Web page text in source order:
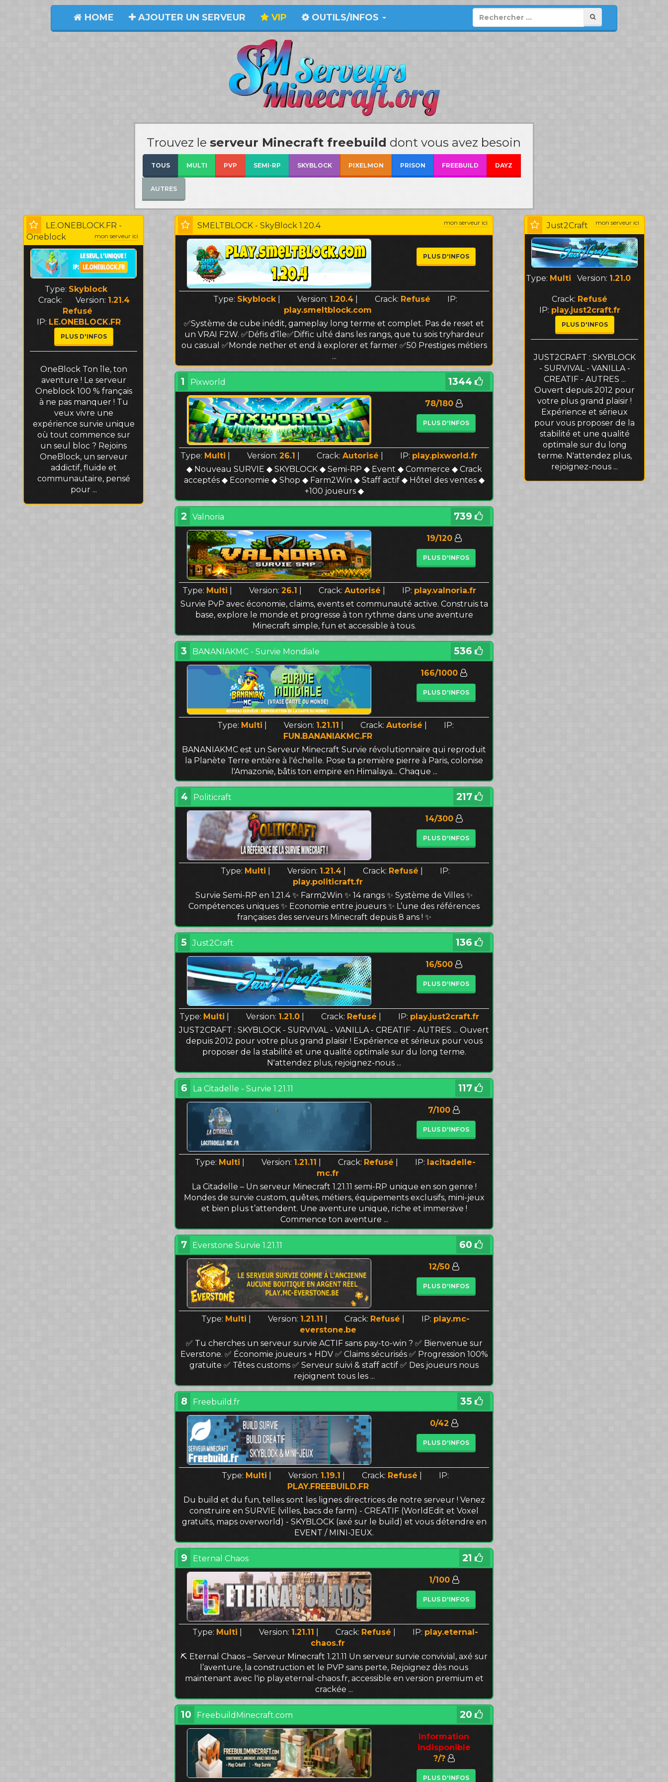
HOME AJOUTER UN SERVEUR VIP OUTILS/INFOS
Trouvez leserveur Minecraft freebuild dont vous avez besoin
TOUS MULTI PVP SEMI-RP SKYBLOCK PIXELMON PRISON FREEBUILD DAYZ
AUTRES
LE.ONEBLOCK.FR -
Oneblock
mon serveur ici
Type: Skyblock
Version: 1.21.4
Crack:
Refusé
IP: LE.ONEBLOCK.FR
PLUS D'INFOS
OneBlock Ton île, ton
aventure ! Le serveur
Oneblock 100 % français
à ne pas manquer ! Tu
veux vivre une
expérience survie unique
où tout commence sur
un seul bloc ? Rejoins
OneBlock, un serveur
addictif, fluide et
communautaire, pensé
pour ...
Just2Craft mon serveur ici
Type: Multi Version: 1.21.0
Crack: Refusé
IP: play.just2craft.fr
PLUS D'INFOS
JUST2CRAFT : SKYBLOCK
- SURVIVAL - VANILLA -
CREATIF - AUTRES ...
Ouvert depuis 2012 pour
votre plus grand plaisir !
Expérience et sérieux
pour vous proposer de la
stabilité et une qualité
optimale sur du long
terme. N'attendez plus,
rejoignez-nous ...
SMELTBLOCK - SkyBlock 1.20.4 mon serveur ici
PLUS D'INFOS
Type: Skyblock| Version: 1.20.4 Crack: Refusé
IP:
play.smeltblock.com
✅Système de cube inédit, gameplay long terme et complet. Pas de reset et
un VRAI F2W. ✅Défis d'île✅Diffic ulté dans les rangs, que tu sois tryhardeur
ou casual ✅Monde nether et end à explorer et farmer ✅50 Prestiges métiers
...
1 Pixworld 1344
78/180
PLUS D'INFOS
Type: Multi Version: 26.1 Crack: Autorisé IP: play.pixworld.fr
◆ Nouveau SURVIE ◆ SKYBLOCK ◆ Semi-RP ◆ Event ◆ Commerce ◆ Crack
acceptés ◆ Economie ◆ Shop ◆ Farm2Win ◆ Staff actif ◆ Hôtel des ventes ◆
+100 joueurs ◆
2 Valnoria 739
19/120
PLUS D'INFOS
Type: Multi Version: 26.1 Crack: Autorisé IP: play.valnoria.fr
Survie PvP avec économie, claims, events et communauté active. Construis ta
base, explore le monde et progresse à ton rythme dans une aventure
Minecraft simple, fun et accessible à tous.
3 BANANIAKMC - Survie Mondiale 536
166/1000
PLUS D'INFOS
Type: Multi Version: 1.21.11 Crack: Autorisé
IP:
FUN.BANANIAKMC.FR
BANANIAKMC est un Serveur Minecraft Survie révolutionnaire qui reproduit
la Planète Terre entière à l'échelle. Pose ta première pierre à Paris, colonise
l'Amazonie, bâtis ton empire en Himalaya... Chaque ...
4 Politicraft 217
14/300
PLUS D'INFOS
Type: Multi Version: 1.21.4 Crack: Refusé
IP:
play.politicraft.fr
Survie Semi-RP en 1.21.4 ✨ Farm2Win ✨ 14 rangs ✨ Système de Villes ✨
Compétences uniques ✨ Economie entre joueurs ✨ L’une des références
françaises des serveurs Minecraft depuis 8 ans ! ✨
5 Just2Craft 136
16/500
PLUS D'INFOS
Type: Multi Version: 1.21.0| Crack: Refusé IP: play.just2craft.fr
JUST2CRAFT : SKYBLOCK - SURVIVAL - VANILLA - CREATIF - AUTRES ... Ouvert
depuis 2012 pour votre plus grand plaisir ! Expérience et sérieux pour vous
proposer de la stabilité et une qualité optimale sur du long terme.
N'attendez plus, rejoignez-nous ...
6 La Citadelle - Survie 1.21.11 117
7/100
PLUS D'INFOS
Type: Multi Version: 1.21.11 Crack: Refusé IP: lacitadelle-
mc.fr
La Citadelle – Un serveur Minecraft 1.21.11 semi-RP unique en son genre !
Mondes de survie custom, quêtes, métiers, équipements exclusifs, mini-jeux
et bien plus t’attendent. Une aventure unique, riche et immersive !
Commence ton aventure ...
7 Everstone Survie 1.21.11 60
12/50
PLUS D'INFOS
Type: Multi Version: 1.21.11 Crack: Refusé IP: play.mc-
everstone.be
✅ Tu cherches un serveur survie ACTIF sans pay-to-win ? ✅ Bienvenue sur
Everstone. ✅ Économie joueurs + HDV ✅ Claims sécurisés ✅ Progression 100%
gratuite ✅ Têtes customs ✅ Serveur suivi & staff actif ✅ Des joueurs nous
rejoignent tous les ...
8 Freebuild.fr 35
0/42
PLUS D'INFOS
Type: Multi Version: 1.19.1 Crack: Refusé
IP:
PLAY.FREEBUILD.FR
Du build et du fun, telles sont les lignes directrices de notre serveur ! Venez
construire en SURVIE (villes, bacs de farm) - CREATIF (WorldEdit et Voxel
gratuits, maps overworld) - SKYBLOCK (axé sur le build) et vous détendre en
EVENT / MINI-JEUX.
9 Eternal Chaos 21
1/100
PLUS D'INFOS
Type: Multi Version: 1.21.11 Crack: Refusé IP: play.eternal-
chaos.fr
⛏️ Eternal Chaos – Serveur Minecraft 1.21.11 Un serveur survie convivial, axé sur
l’aventure, la construction et le PVP sans perte, Rejoignez dès nous
maintenant avec l'ip play.eternal-chaos.fr, accessible en version premium et
crackée ...
10 FreebuildMinecraft.com 20
Information
indisponible
?/?
PLUS D'INFOS